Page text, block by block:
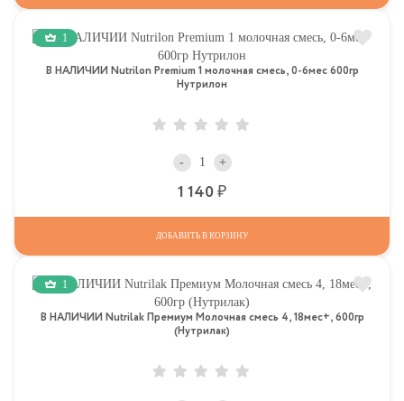
1
В НАЛИЧИИ Nutrilon Premium 1 молочная смесь, 0-6мес 600гр
Нутрилон
- +
1 140
ДОБАВИТЬ В КОРЗИНУ
1
В НАЛИЧИИ Nutrilak Премиум Молочная смесь 4, 18мес+, 600гр
(Нутрилак)